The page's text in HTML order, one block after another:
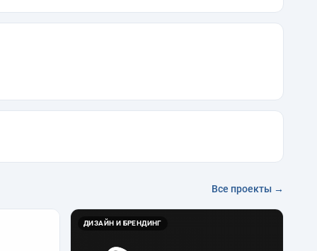
Все проекты →
ДИЗАЙН И БРЕНДИНГ